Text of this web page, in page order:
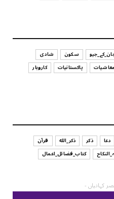
سکون
شادی
معاشیات پاکستانیات
کاروبار
دعا ذکر ذکر_الله
قرآن
کتاب_فضائل_اعمال
کہانیاں -